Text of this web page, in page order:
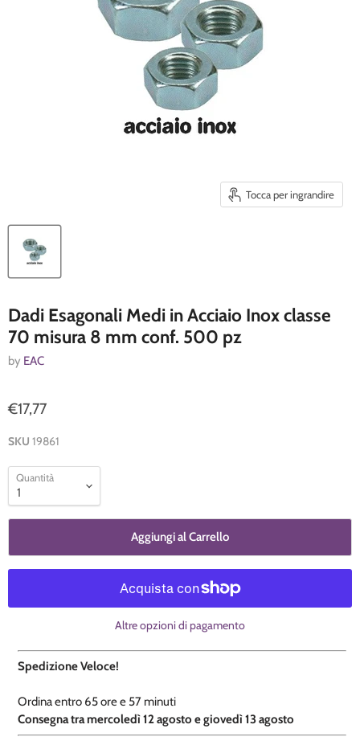
Tocca per ingrandire
Dadi Esagonali Medi in Acciaio Inox classe
70 misura 8 mm conf. 500 pz
by EAC
€17,77
SKU 19861
Quantità
Aggiungi al Carrello
Altre opzioni di pagamento
Spedizione Veloce!
Ordina entro 65 ore e 57 minuti
​Consegna tra mercoledì 12 agosto e giovedì 13 agosto